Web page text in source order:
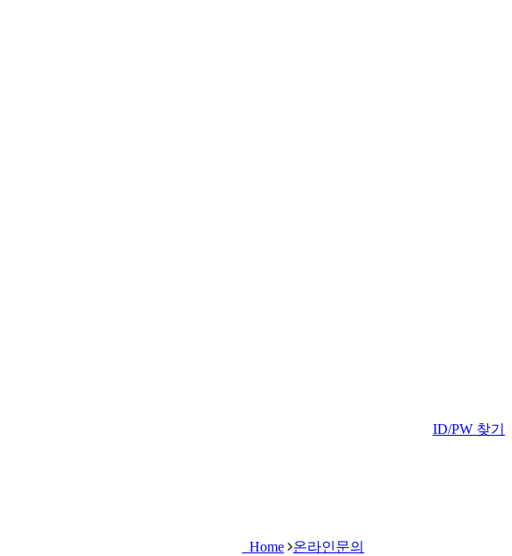
ID/PW 찾기
Home
온라인문의